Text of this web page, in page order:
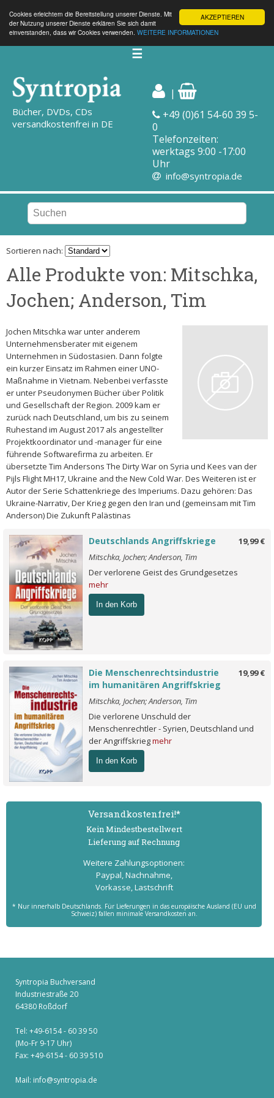
AKZEPTIEREN
Cookies erleichtern die Bereitstellung unserer Dienste. Mit
der Nutzung unserer Dienste erklären Sie sich damit
einverstanden, dass wir Cookies verwenden. WEITERE INFORMATIONEN
☰
Bücher, DVDs, CDs
versandkostenfrei in DE
|
+49 (0)61 54-60 39 5-
0
Telefonzeiten:
werktags 9:00 -17:00
Uhr
info@syntropia.de
Sortieren nach:
Alle Produkte von: Mitschka,
Jochen; Anderson, Tim
Jochen Mitschka war unter anderem
Unternehmensberater mit eigenem
Unternehmen in Südostasien. Dann folgte
ein kurzer Einsatz im Rahmen einer UNO-
Maßnahme in Vietnam. Nebenbei verfasste
er unter Pseudonymen Bücher über Politik
und Gesellschaft der Region. 2009 kam er
zurück nach Deutschland, um bis zu seinem
Ruhestand im August 2017 als angestellter
Projektkoordinator und -manager für eine
führende Softwarefirma zu arbeiten. Er
übersetzte Tim Andersons The Dirty War on Syria und Kees van der
Pijls Flight MH17, Ukraine and the New Cold War. Des Weiteren ist er
Autor der Serie Schattenkriege des Imperiums. Dazu gehören: Das
Ukraine-Narrativ, Der Krieg gegen den Iran und (gemeinsam mit Tim
Anderson) Die Zukunft Palästinas
19,99 €
Deutschlands Angriffskriege
Mitschka, Jochen; Anderson, Tim
Der verlorene Geist des Grundgesetzes
mehr
In den Korb
19,99 €
Die Menschenrechtsindustrie
im humanitären Angriffskrieg
Mitschka, Jochen; Anderson, Tim
Die verlorene Unschuld der
Menschenrechtler - Syrien, Deutschland und
der Angriffskriegmehr
In den Korb
Versand­kostenfrei!*
Kein Mindest­bestell­wert
Lieferung auf Rechnung
Weitere Zahlungs­optionen:
Paypal, Nachnahme,
Vorkasse, Lastschrift
* Nur innerhalb Deutschlands. Für Lieferungen in das europäische Ausland (EU und
Schweiz) fallen minimale Versandkosten an.
Syntropia Buchversand
Industriestraße 20
64380 Roßdorf
Tel: +49-6154 - 60 39 50
(Mo-Fr 9-17 Uhr)
Fax: +49-6154 - 60 39 510
Mail: info@syntropia.de